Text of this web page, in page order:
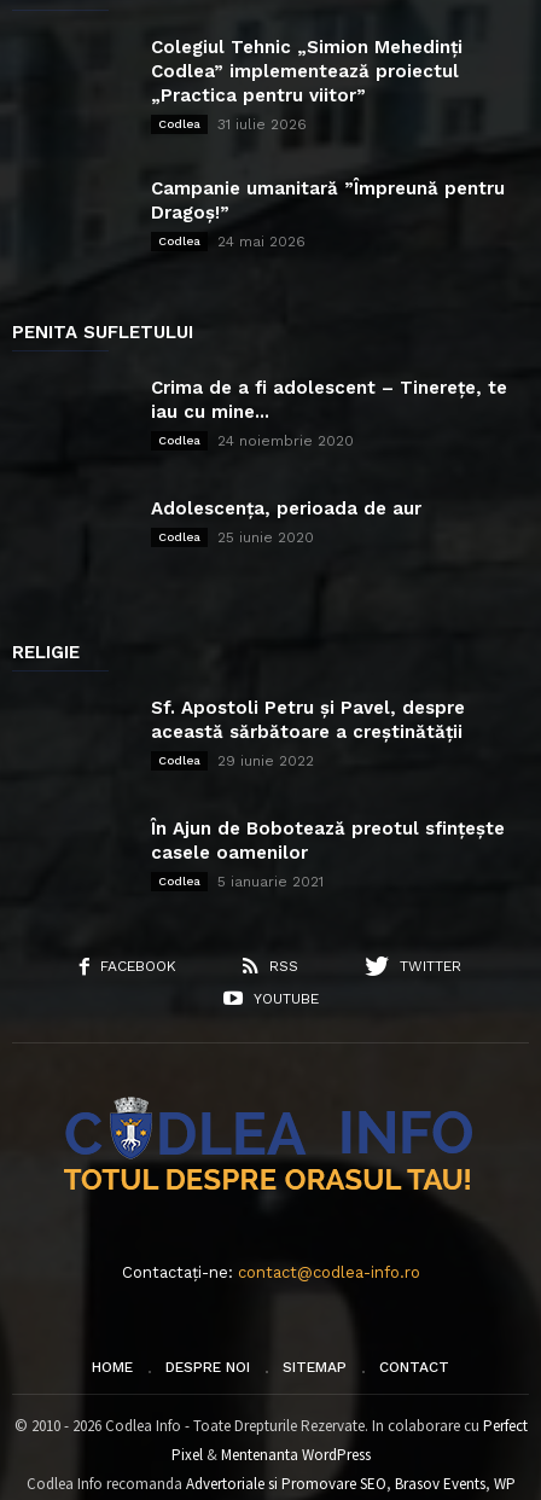
Colegiul Tehnic „Simion Mehedinți
Codlea” implementează proiectul
„Practica pentru viitor”
Codlea 31 iulie 2026
Campanie umanitară ”Împreună pentru
Dragoș!”
Codlea 24 mai 2026
PENITA SUFLETULUI
Crima de a fi adolescent – Tinerețe, te
iau cu mine...
Codlea 24 noiembrie 2020
Adolescența, perioada de aur
Codlea 25 iunie 2020
RELIGIE
Sf. Apostoli Petru și Pavel, despre
această sărbătoare a creștinătății
Codlea 29 iunie 2022
În Ajun de Bobotează preotul sfințește
casele oamenilor
Codlea 5 ianuarie 2021
FACEBOOK RSS
TWITTER
YOUTUBE
Contactați-ne: contact@codlea-info.ro
HOME DESPRE NOI SITEMAP CONTACT
© 2010 - 2026 Codlea Info - Toate Drepturile Rezervate. In colaborare cu Perfect
Pixel&Mentenanta WordPress
Codlea Info recomanda Advertoriale si Promovare SEO, Brasov Events, WP